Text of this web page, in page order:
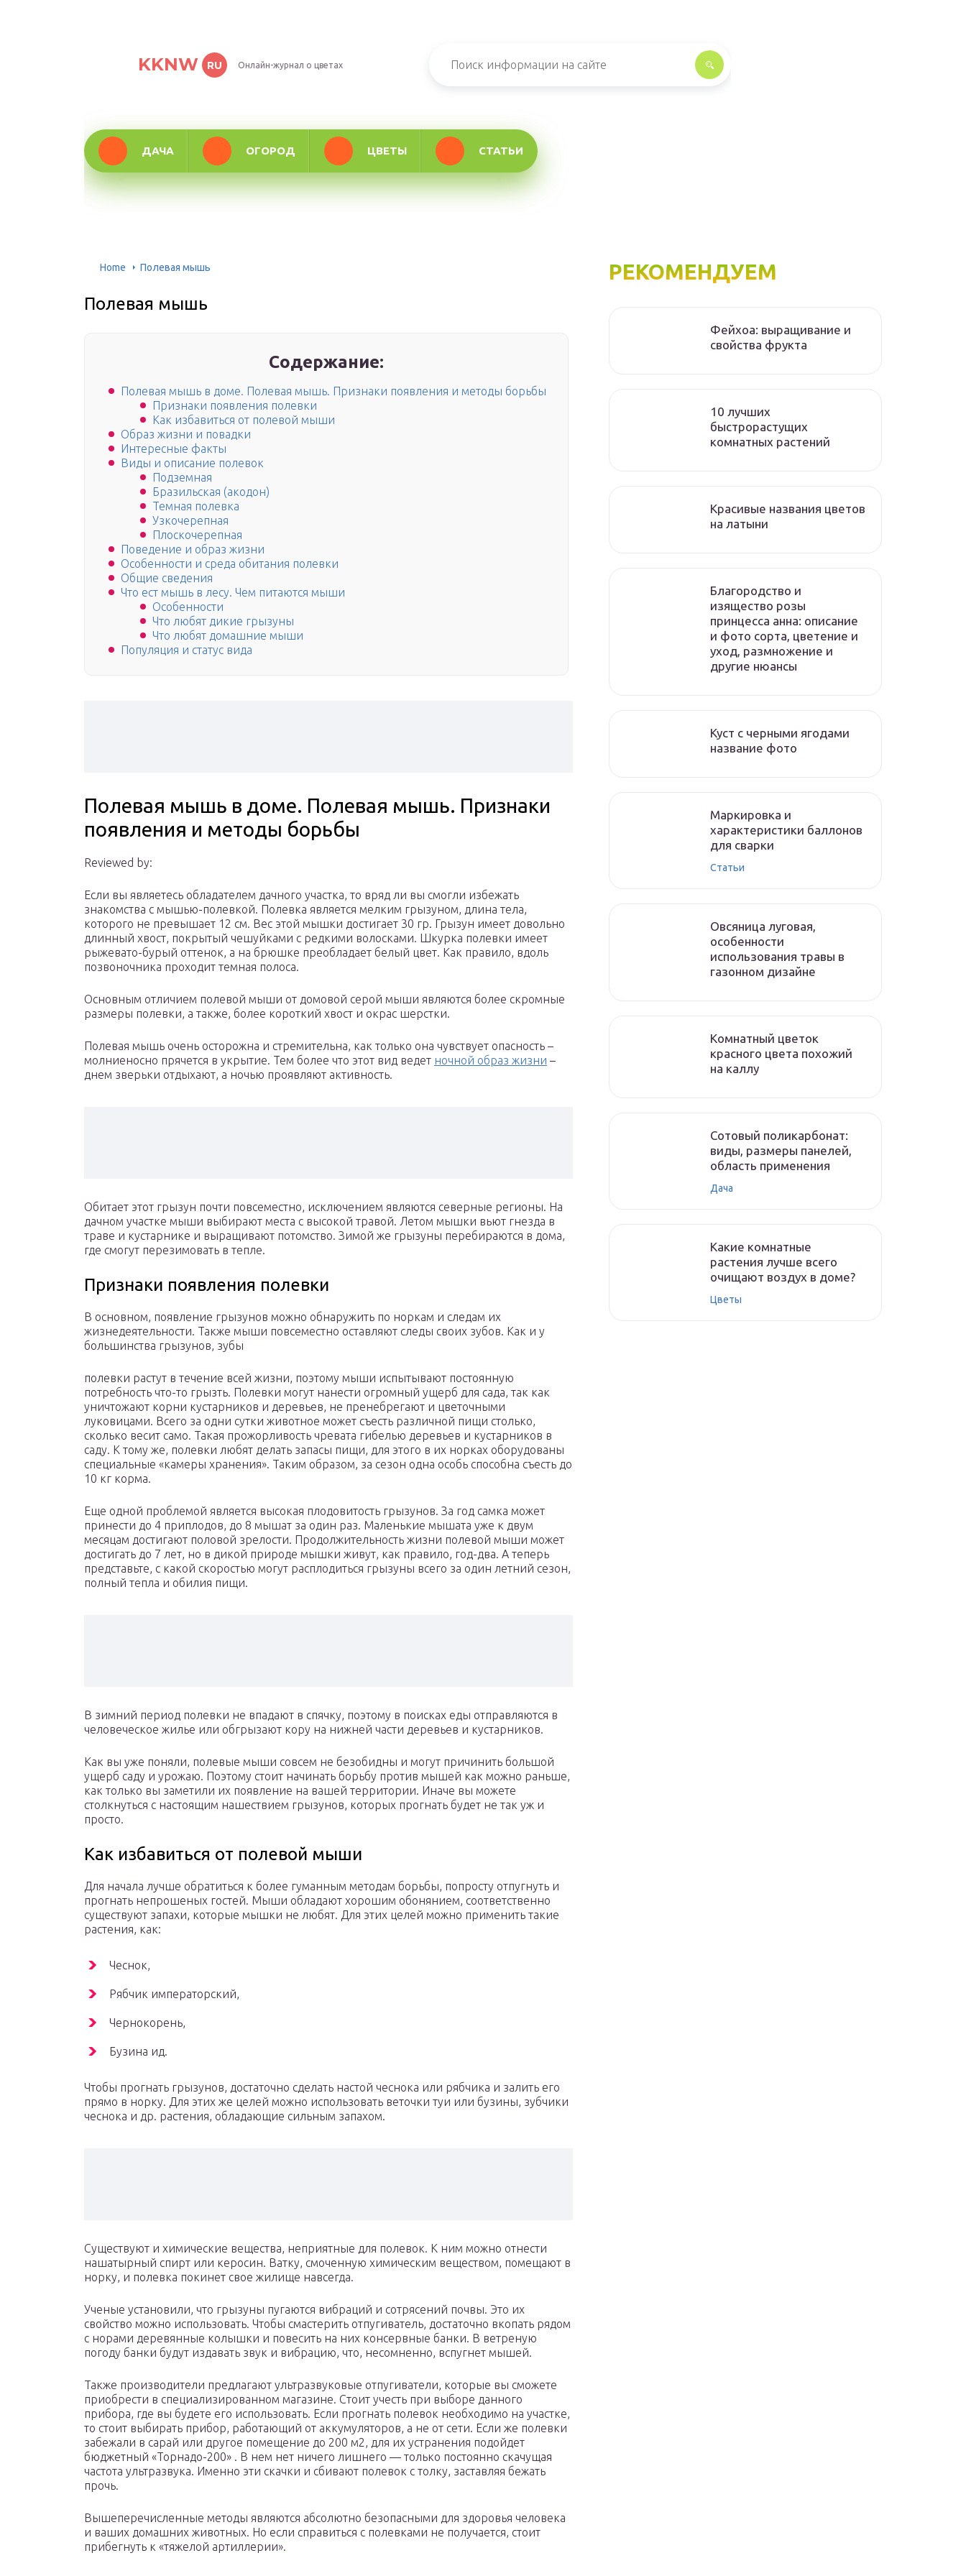
KKNW RU Онлайн-журнал о цветах
ДАЧА ОГОРОД ЦВЕТЫ СТАТЬИ
Home Полевая мышь
Полевая мышь
Содержание:
Полевая мышь в доме. Полевая мышь. Признаки появления и методы борьбы
Признаки появления полевки
Как избавиться от полевой мыши
Образ жизни и повадки
Интересные факты
Виды и описание полевок
Подземная
Бразильская (акодон)
Темная полевка
Узкочерепная
Плоскочерепная
Поведение и образ жизни
Особенности и среда обитания полевки
Общие сведения
Что ест мышь в лесу. Чем питаются мыши
Особенности
Что любят дикие грызуны
Что любят домашние мыши
Популяция и статус вида
Полевая мышь в доме. Полевая мышь. Признаки
появления и методы борьбы
Reviewed by:
Если вы являетесь обладателем дачного участка, то вряд ли вы смогли избежать
знакомства с мышью-полевкой. Полевка является мелким грызуном, длина тела,
которого не превышает 12 см. Вес этой мышки достигает 30 гр. Грызун имеет довольно
длинный хвост, покрытый чешуйками с редкими волосками. Шкурка полевки имеет
рыжевато-бурый оттенок, а на брюшке преобладает белый цвет. Как правило, вдоль
позвоночника проходит темная полоса.
Основным отличием полевой мыши от домовой серой мыши являются более скромные
размеры полевки, а также, более короткий хвост и окрас шерстки.
Полевая мышь очень осторожна и стремительна, как только она чувствует опасность –
молниеносно прячется в укрытие. Тем более что этот вид ведет ночной образ жизни –
днем зверьки отдыхают, а ночью проявляют активность.
Обитает этот грызун почти повсеместно, исключением являются северные регионы. На
дачном участке мыши выбирают места с высокой травой. Летом мышки вьют гнезда в
траве и кустарнике и выращивают потомство. Зимой же грызуны перебираются в дома,
где смогут перезимовать в тепле.
Признаки появления полевки
В основном, появление грызунов можно обнаружить по норкам и следам их
жизнедеятельности. Также мыши повсеместно оставляют следы своих зубов. Как и у
большинства грызунов, зубы
полевки растут в течение всей жизни, поэтому мыши испытывают постоянную
потребность что-то грызть. Полевки могут нанести огромный ущерб для сада, так как
уничтожают корни кустарников и деревьев, не пренебрегают и цветочными
луковицами. Всего за одни сутки животное может съесть различной пищи столько,
сколько весит само. Такая прожорливость чревата гибелью деревьев и кустарников в
саду. К тому же, полевки любят делать запасы пищи, для этого в их норках оборудованы
специальные «камеры хранения». Таким образом, за сезон одна особь способна съесть до
10 кг корма.
Еще одной проблемой является высокая плодовитость грызунов. За год самка может
принести до 4 приплодов, до 8 мышат за один раз. Маленькие мышата уже к двум
месяцам достигают половой зрелости. Продолжительность жизни полевой мыши может
достигать до 7 лет, но в дикой природе мышки живут, как правило, год-два. А теперь
представьте, с какой скоростью могут расплодиться грызуны всего за один летний сезон,
полный тепла и обилия пищи.
В зимний период полевки не впадают в спячку, поэтому в поисках еды отправляются в
человеческое жилье или обгрызают кору на нижней части деревьев и кустарников.
Как вы уже поняли, полевые мыши совсем не безобидны и могут причинить большой
ущерб саду и урожаю. Поэтому стоит начинать борьбу против мышей как можно раньше,
как только вы заметили их появление на вашей территории. Иначе вы можете
столкнуться с настоящим нашествием грызунов, которых прогнать будет не так уж и
просто.
Как избавиться от полевой мыши
Для начала лучше обратиться к более гуманным методам борьбы, попросту отпугнуть и
прогнать непрошеных гостей. Мыши обладают хорошим обонянием, соответственно
существуют запахи, которые мышки не любят. Для этих целей можно применить такие
растения, как:
Чеснок,
Рябчик императорский,
Чернокорень,
Бузина ид.
Чтобы прогнать грызунов, достаточно сделать настой чеснока или рябчика и залить его
прямо в норку. Для этих же целей можно использовать веточки туи или бузины, зубчики
чеснока и др. растения, обладающие сильным запахом.
Существуют и химические вещества, неприятные для полевок. К ним можно отнести
нашатырный спирт или керосин. Ватку, смоченную химическим веществом, помещают в
норку, и полевка покинет свое жилище навсегда.
Ученые установили, что грызуны пугаются вибраций и сотрясений почвы. Это их
свойство можно использовать. Чтобы смастерить отпугиватель, достаточно вкопать рядом
с норами деревянные колышки и повесить на них консервные банки. В ветреную
погоду банки будут издавать звук и вибрацию, что, несомненно, вспугнет мышей.
Также производители предлагают ультразвуковые отпугиватели, которые вы сможете
приобрести в специализированном магазине. Стоит учесть при выборе данного
прибора, где вы будете его использовать. Если прогнать полевок необходимо на участке,
то стоит выбирать прибор, работающий от аккумуляторов, а не от сети. Если же полевки
забежали в сарай или другое помещение до 200 м2, для их устранения подойдет
бюджетный «Торнадо-200» . В нем нет ничего лишнего — только постоянно скачущая
частота ультразвука. Именно эти скачки и сбивают полевок с толку, заставляя бежать
прочь.
Вышеперечисленные методы являются абсолютно безопасными для здоровья человека
и ваших домашних животных. Но если справиться с полевками не получается, стоит
прибегнуть к «тяжелой артиллерии».
РЕКОМЕНДУЕМ
Фейхоа: выращивание и
свойства фрукта
10 лучших
быстрорастущих
комнатных растений
Красивые названия цветов
на латыни
Благородство и
изящество розы
принцесса анна: описание
и фото сорта, цветение и
уход, размножение и
другие нюансы
Куст с черными ягодами
название фото
Маркировка и
характеристики баллонов
для сварки
Статьи
Овсяница луговая,
особенности
использования травы в
газонном дизайне
Комнатный цветок
красного цвета похожий
на каллу
Сотовый поликарбонат:
виды, размеры панелей,
область применения
Дача
Какие комнатные
растения лучше всего
очищают воздух в доме?
Цветы